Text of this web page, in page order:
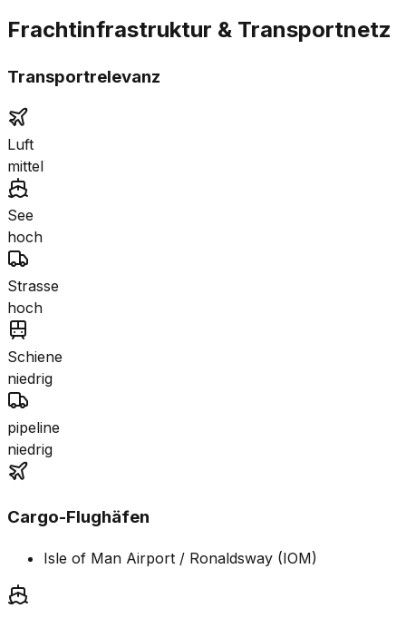
Frachtinfrastruktur & Transportnetz
Transportrelevanz
Luft
mittel
See
hoch
Strasse
hoch
Schiene
niedrig
pipeline
niedrig
Cargo-Flughäfen
Isle of Man Airport / Ronaldsway (IOM)